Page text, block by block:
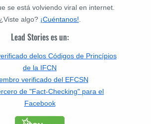
se está volviendo viral en internet.
¿Viste algo? ¡Cuéntanos!
Lead Stories es un:
delos Códigos de Princípios
de la IFCN
verificado del EFCSN
de "Fact-Checking" para el
Facebook